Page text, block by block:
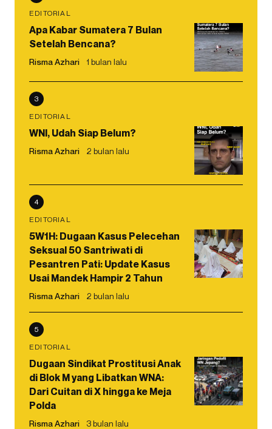
EDITORIAL
Apa Kabar Sumatera 7 Bulan
Setelah Bencana?
Risma Azhari 1 bulan lalu
3
EDITORIAL
WNI, Udah Siap Belum?
Risma Azhari 2 bulan lalu
4
EDITORIAL
5W1H: Dugaan Kasus Pelecehan
Seksual 50 Santriwati di
Pesantren Pati: Update Kasus
Usai Mandek Hampir 2 Tahun
Risma Azhari 2 bulan lalu
5
EDITORIAL
Dugaan Sindikat Prostitusi Anak
di Blok M yang Libatkan WNA:
Dari Cuitan di X hingga ke Meja
Polda
Risma Azhari 3 bulan lalu